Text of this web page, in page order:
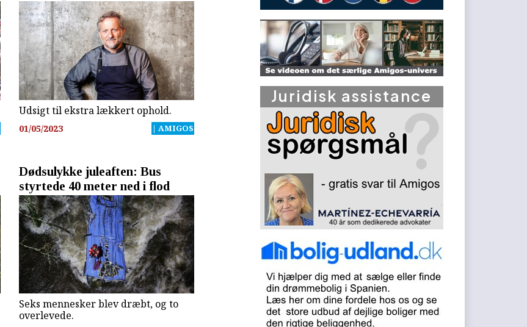
Udsigt til ekstra lækkert ophold.
01/05/2023 | AMIGOS
Dødsulykke juleaften: Bus
styrtede 40 meter ned i flod
Seks mennesker blev dræbt, og to
overlevede.